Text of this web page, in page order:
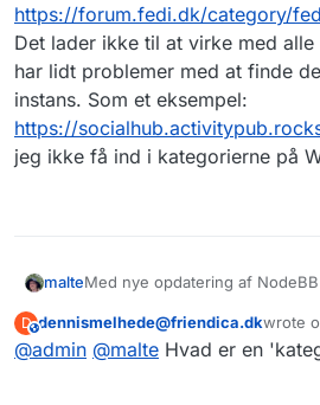
https://forum.fedi.dk/category/
Det lader ikke til at virke med
har lidt problemer med at finde
instans. Som et eksempel:
https://
jeg ikke få ind i kategorierne på
malteMed nye opdatering af
give bedre integration til
forumlignende teknologier. Når
https://forum.fedi.dk/topic/
62033963dc3c/nodebb-v4.3.0-
DThis user is from outside of this forum
dennismelhede@friendica.dkwrote
sidst
@admin @malte Hvad er en